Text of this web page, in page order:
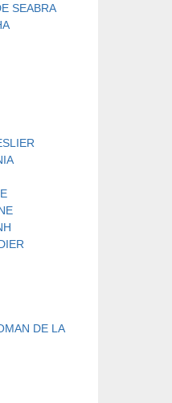
SEABRA
DE LA